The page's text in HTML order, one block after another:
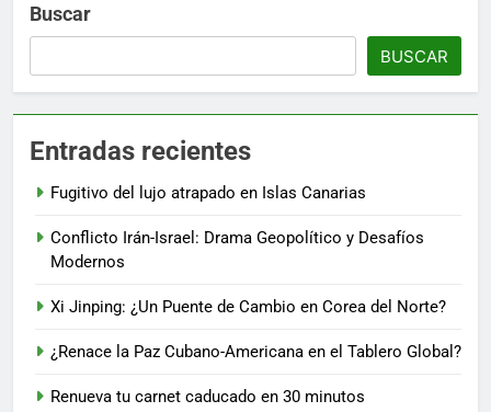
Buscar
BUSCAR
Entradas recientes
Fugitivo del lujo atrapado en Islas Canarias
Conflicto Irán-Israel: Drama Geopolítico y Desafíos
Modernos
Xi Jinping: ¿Un Puente de Cambio en Corea del Norte?
¿Renace la Paz Cubano-Americana en el Tablero Global?
Renueva tu carnet caducado en 30 minutos